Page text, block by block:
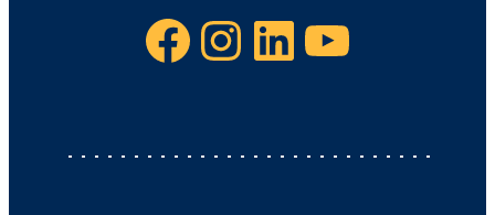
Facebook Instagram LinkedIn YouTube